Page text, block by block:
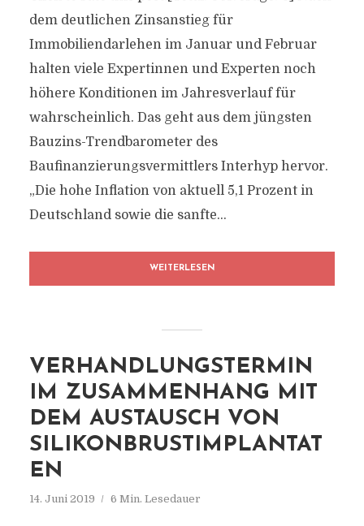
dem deutlichen Zinsanstieg für
Immobiliendarlehen im Januar und Februar
halten viele Expertinnen und Experten noch
höhere Konditionen im Jahresverlauf für
wahrscheinlich. Das geht aus dem jüngsten
Bauzins-Trendbarometer des
Baufinanzierungsvermittlers Interhyp hervor.
„Die hohe Inflation von aktuell 5,1 Prozent in
Deutschland sowie die sanfte...
WEITERLESEN
VERHANDLUNGSTERMIN
IM ZUSAMMENHANG MIT
DEM AUSTAUSCH VON
SILIKONBRUSTIMPLANTAT
EN
14. Juni 2019 6 Min. Lesedauer